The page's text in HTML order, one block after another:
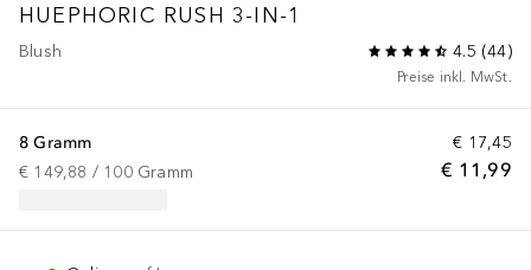
HUEPHORIC RUSH 3-IN-1
Blush 4.5 (44)
Preise inkl. MwSt.
€ 17,45
€ 11,99
8 Gramm
€ 149,88 / 100 Gramm